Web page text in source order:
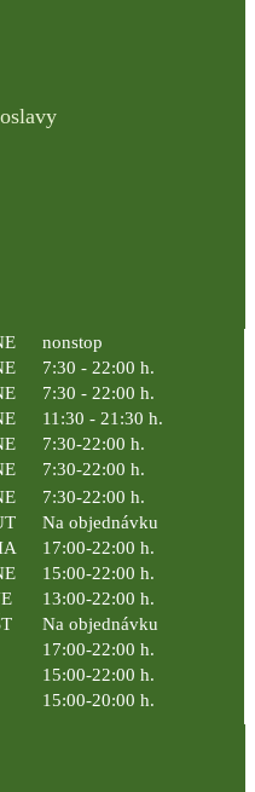
nonstop
7:30 - 22:00 h.
7:30 - 22:00 h.
11:30 - 21:30 h.
7:30-22:00 h.
7:30-22:00 h.
7:30-22:00 h.
Na objednávku
17:00-22:00 h.
15:00-22:00 h.
13:00-22:00 h.
Na objednávku
17:00-22:00 h.
15:00-22:00 h.
15:00-20:00 h.